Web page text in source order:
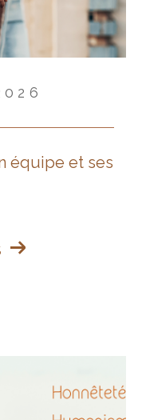
équipe et ses